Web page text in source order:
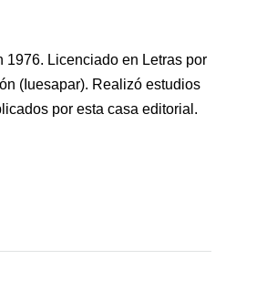
1976. Licenciado en Letras por
(Iuesapar). Realizó estudios
por esta casa editorial.